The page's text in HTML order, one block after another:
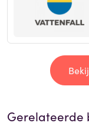
Gerelateerde